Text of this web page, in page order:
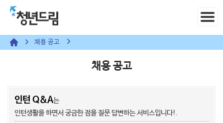
채용 공고
채용 공고
인턴 Q&A는
인턴생활을 하면서 궁금한 점을 질문 답변하는 서비스입니다!.